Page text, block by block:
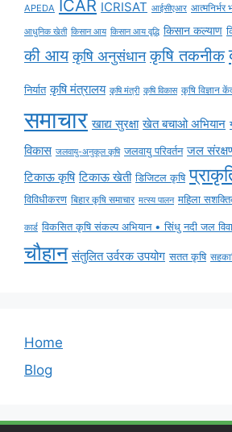
APEDA ICAR ICRISAT आईसीएआर आत्मनिर्भर
आधुनिक खेती किसान आय किसान आय वृद्धि किसान कल्याण
की आय कृषि अनुसंधान कृषि तकनीक
निर्यात कृषि मंत्रालय कृषि मंत्री कृषि विकास कृषि विज्ञान
समाचार खाद्य सुरक्षा खेत बचाओ अभियान
विकास जलवायु-अनुकूल कृषि जलवायु परिवर्तन जल
टिकाऊ कृषि टिकाऊ खेती डिजिटल कृषि
विविधीकरण बिहार कृषि समाचार मत्स्य पालन महिला
कार्ड विकसित कृषि संकल्प अभियान • सिंधु नदी जल
चौहान संतुलित उर्वरक उपयोग सतत कृषि
Home
Blog